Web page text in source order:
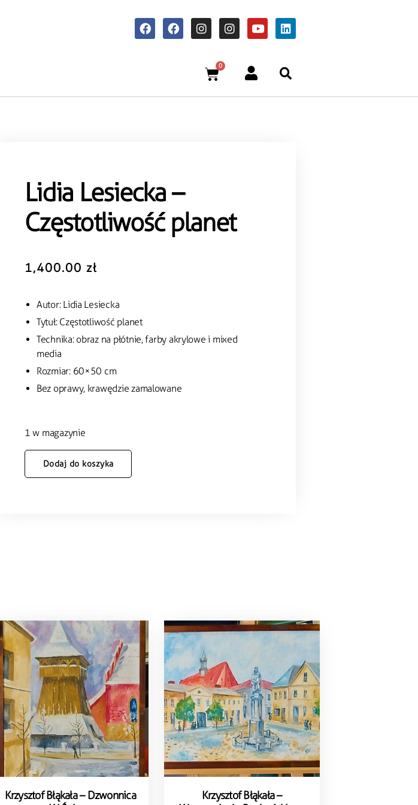
0
Lidia Lesiecka –
Częstotliwość planet
1,400.00 zł
Autor: Lidia Lesiecka
Tytuł: Częstotliwość planet
Technika: obraz na płótnie, farby akrylowe i mixed
media
Rozmiar: 60×50 cm
Bez oprawy, krawędzie zamalowane
1 w magazynie
Dodaj do koszyka
Krzysztof Błąkała – Dzwonnica
Krzysztof Błąkała –